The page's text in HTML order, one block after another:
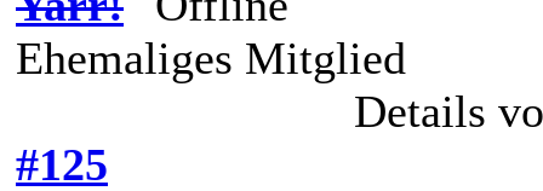
Ehemaliges Mitglied
Details
#125